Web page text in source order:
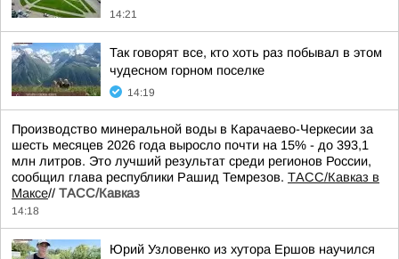
14:21
Так говорят все, кто хоть раз побывал в этом
чудесном горном поселке
14:19
Производство минеральной воды в Карачаево-Черкесии за
шесть месяцев 2026 года выросло почти на 15% - до 393,1
млн литров. Это лучший результат среди регионов России,
сообщил глава республики Рашид Темрезов. ТАСС/Кавказ в
Максе// ТАСС/Кавказ
14:18
Юрий Узловенко из хутора Ершов научился